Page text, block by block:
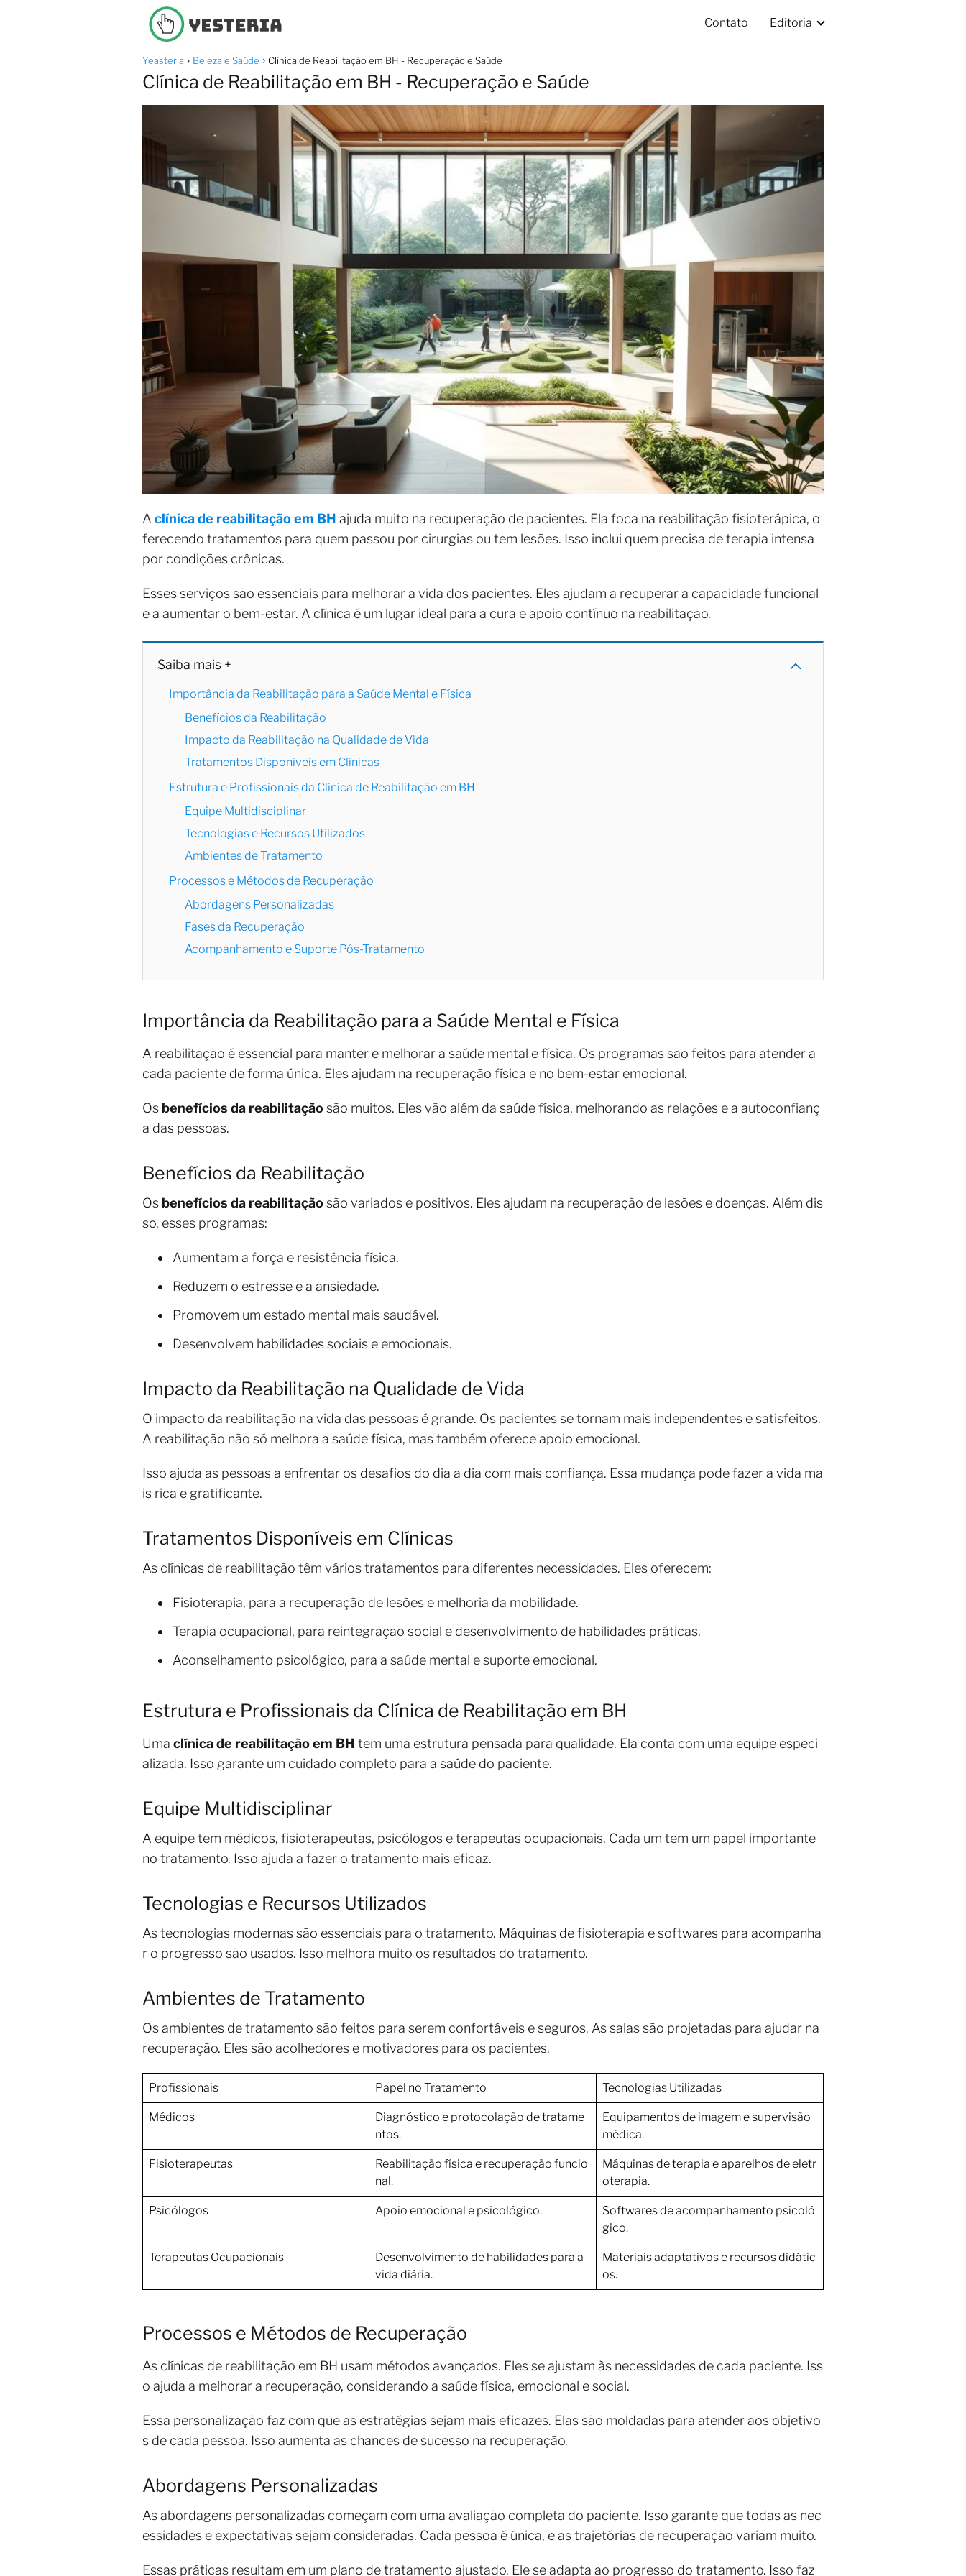
Contato Editoria
Yeasteria Beleza e Saúde Clínica de Reabilitação em BH - Recuperação e Saúde
Clínica de Reabilitação em BH - Recuperação e Saúde
A clínica de reabilitação em BH ajuda muito na recuperação de pacientes. Ela foca na reabilitação fisioterápica, o
ferecendo tratamentos para quem passou por cirurgias ou tem lesões. Isso inclui quem precisa de terapia intensa
por condições crônicas.
Esses serviços são essenciais para melhorar a vida dos pacientes. Eles ajudam a recuperar a capacidade funcional
e a aumentar o bem-estar. A clínica é um lugar ideal para a cura e apoio contínuo na reabilitação.
Saiba mais +
Importância da Reabilitação para a Saúde Mental e Física
Benefícios da Reabilitação
Impacto da Reabilitação na Qualidade de Vida
Tratamentos Disponíveis em Clínicas
Estrutura e Profissionais da Clínica de Reabilitação em BH
Equipe Multidisciplinar
Tecnologias e Recursos Utilizados
Ambientes de Tratamento
Processos e Métodos de Recuperação
Abordagens Personalizadas
Fases da Recuperação
Acompanhamento e Suporte Pós-Tratamento
Importância da Reabilitação para a Saúde Mental e Física
A reabilitação é essencial para manter e melhorar a saúde mental e física. Os programas são feitos para atender a
cada paciente de forma única. Eles ajudam na recuperação física e no bem-estar emocional.
Os benefícios da reabilitaçãosão muitos. Eles vão além da saúde física, melhorando as relações e a autoconfianç
a das pessoas.
Benefícios da Reabilitação
Os benefícios da reabilitaçãosão variados e positivos. Eles ajudam na recuperação de lesões e doenças. Além dis
so, esses programas:
Aumentam a força e resistência física.
Reduzem o estresse e a ansiedade.
Promovem um estado mental mais saudável.
Desenvolvem habilidades sociais e emocionais.
Impacto da Reabilitação na Qualidade de Vida
O impacto da reabilitação na vida das pessoas é grande. Os pacientes se tornam mais independentes e satisfeitos.
A reabilitação não só melhora a saúde física, mas também oferece apoio emocional.
Isso ajuda as pessoas a enfrentar os desafios do dia a dia com mais confiança. Essa mudança pode fazer a vida ma
is rica e gratificante.
Tratamentos Disponíveis em Clínicas
As clínicas de reabilitação têm vários tratamentos para diferentes necessidades. Eles oferecem:
Fisioterapia, para a recuperação de lesões e melhoria da mobilidade.
Terapia ocupacional, para reintegração social e desenvolvimento de habilidades práticas.
Aconselhamento psicológico, para a saúde mental e suporte emocional.
Estrutura e Profissionais da Clínica de Reabilitação em BH
Uma clínica de reabilitação em BH tem uma estrutura pensada para qualidade. Ela conta com uma equipe especi
alizada. Isso garante um cuidado completo para a saúde do paciente.
Equipe Multidisciplinar
A equipe tem médicos, fisioterapeutas, psicólogos e terapeutas ocupacionais. Cada um tem um papel importante
no tratamento. Isso ajuda a fazer o tratamento mais eficaz.
Tecnologias e Recursos Utilizados
As tecnologias modernas são essenciais para o tratamento. Máquinas de fisioterapia e softwares para acompanha
r o progresso são usados. Isso melhora muito os resultados do tratamento.
Ambientes de Tratamento
Os ambientes de tratamento são feitos para serem confortáveis e seguros. As salas são projetadas para ajudar na
recuperação. Eles são acolhedores e motivadores para os pacientes.
Profissionais Papel no Tratamento Tecnologias Utilizadas
Médicos
Diagnóstico e protocolação de tratame
ntos.
Equipamentos de imagem e supervisão
médica.
Fisioterapeutas
Reabilitação física e recuperação funcio
nal.
Máquinas de terapia e aparelhos de eletr
oterapia.
Psicólogos Apoio emocional e psicológico.
Softwares de acompanhamento psicoló
gico.
Terapeutas Ocupacionais
Desenvolvimento de habilidades para a
vida diária.
Materiais adaptativos e recursos didátic
os.
Processos e Métodos de Recuperação
As clínicas de reabilitação em BH usam métodos avançados. Eles se ajustam às necessidades de cada paciente. Iss
o ajuda a melhorar a recuperação, considerando a saúde física, emocional e social.
Essa personalização faz com que as estratégias sejam mais eficazes. Elas são moldadas para atender aos objetivo
s de cada pessoa. Isso aumenta as chances de sucesso na recuperação.
Abordagens Personalizadas
As abordagens personalizadas começam com uma avaliação completa do paciente. Isso garante que todas as nec
essidades e expectativas sejam consideradas. Cada pessoa é única, e as trajetórias de recuperação variam muito.
Essas práticas resultam em um plano de tratamento ajustado. Ele se adapta ao progresso do tratamento. Isso faz